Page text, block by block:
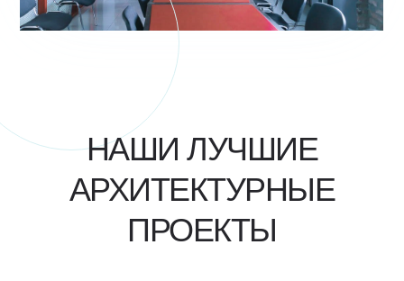
НАШИ ЛУЧШИЕ
АРХИТЕКТУРНЫЕ
ПРОЕКТЫ